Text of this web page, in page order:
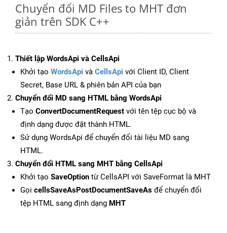
Chuyển đổi MD Files to MHT đơn
giản trên SDK C++
Thiết lập WordsApi và CellsApi
Khởi tạo WordsApi và CellsApi với Client ID, Client
Secret, Base URL & phiên bản API của bạn
Chuyển đổi MD sang HTML bằng WordsApi
Tạo ConvertDocumentRequest với tên tệp cục bộ và
định dạng được đặt thành HTML.
Sử dụng WordsApi để chuyển đổi tài liệu MD sang
HTML.
Chuyển đổi HTML sang MHT bằng CellsApi
Khởi tạo SaveOption từ CellsAPI với SaveFormat là MHT
Gọi cellsSaveAsPostDocumentSaveAs để chuyển đổi
tệp HTML sang định dạng MHT